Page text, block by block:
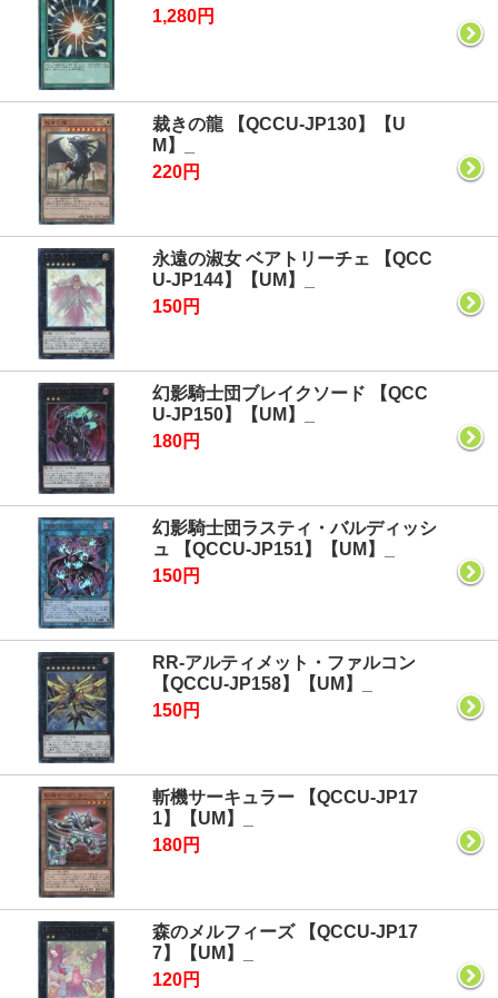
1,280円
裁きの龍 【QCCU-JP130】【U
M】_
220円
永遠の淑女 ベアトリーチェ 【QCC
U-JP144】【UM】_
150円
幻影騎士団ブレイクソード 【QCC
U-JP150】【UM】_
180円
幻影騎士団ラスティ・バルディッシ
ュ 【QCCU-JP151】【UM】_
150円
RR-アルティメット・ファルコン
【QCCU-JP158】【UM】_
150円
斬機サーキュラー 【QCCU-JP17
1】【UM】_
180円
森のメルフィーズ 【QCCU-JP17
7】【UM】_
120円